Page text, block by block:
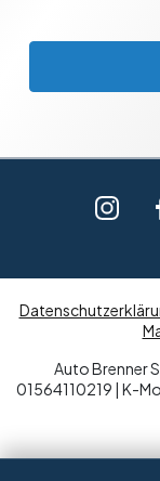
Auto Brenner
01564110219 | K-